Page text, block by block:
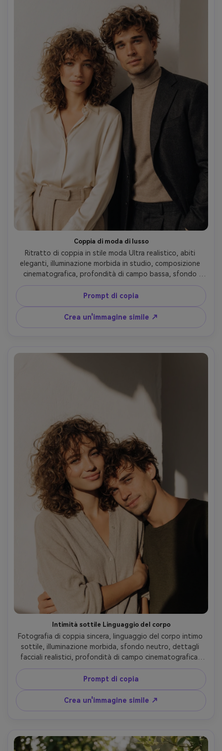
Coppia di moda di lusso
Ritratto di coppia in stile moda Ultra realistico, abiti
eleganti, illuminazione morbida in studio, composizione
cinematografica, profondità di campo bassa, sfondo
pulito, estetica Instagram, look lussuoso ma naturale,
Comatozze gemelli prompt stile
Prompt di copia
Crea un'immagine simile ↗
Intimità sottile Linguaggio del corpo
Fotografia di coppia sincera, linguaggio del corpo intimo
sottile, illuminazione morbida, sfondo neutro, dettagli
facciali realistici, profondità di campo cinematografica,
Instagram e fili estetici virali, stile ispirato a Comatozze
Prompt di copia
Crea un'immagine simile ↗